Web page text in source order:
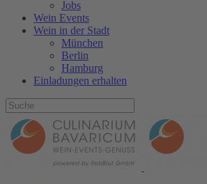
Jobs
Wein Events
Wein in der Stadt
München
Berlin
Hamburg
Einladungen erhalten